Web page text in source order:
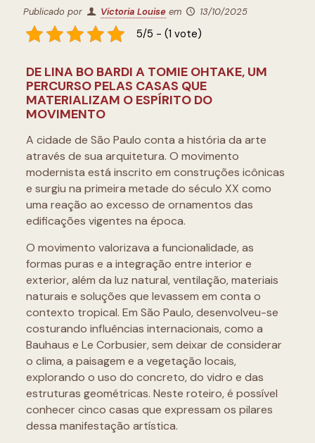
Publicado por Victoria Louise em 13/10/2025
5/5 - (1 vote)
DE LINA BO BARDI A TOMIE OHTAKE, UM
PERCURSO PELAS CASAS QUE
MATERIALIZAM O ESPÍRITO DO
MOVIMENTO
A cidade de São Paulo conta a história da arte
através de sua arquitetura. O movimento
modernista está inscrito em construções icônicas
e surgiu na primeira metade do século XX como
uma reação ao excesso de ornamentos das
edificações vigentes na época.
O movimento valorizava a funcionalidade, as
formas puras e a integração entre interior e
exterior, além da luz natural, ventilação, materiais
naturais e soluções que levassem em conta o
contexto tropical. Em São Paulo, desenvolveu-se
costurando influências internacionais, como a
Bauhaus e Le Corbusier, sem deixar de considerar
o clima, a paisagem e a vegetação locais,
explorando o uso do concreto, do vidro e das
estruturas geométricas. Neste roteiro, é possível
conhecer cinco casas que expressam os pilares
dessa manifestação artística.